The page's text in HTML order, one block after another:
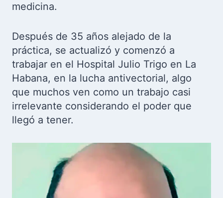
medicina.
Después de 35 años alejado de la
práctica, se actualizó y comenzó a
trabajar en el Hospital Julio Trigo en La
Habana, en la lucha antivectorial, algo
que muchos ven como un trabajo casi
irrelevante considerando el poder que
llegó a tener.